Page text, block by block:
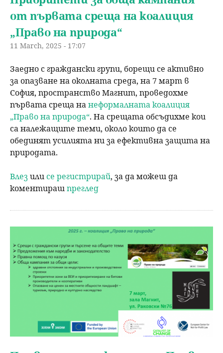
от първата среща на коалиция
„Право на природа“
11 March, 2025 - 17:07
Заедно с граждански групи, борещи се активно
за опазване на околната среда, на 7 март в
София, пространство Магнит, проведохме
първата среща нанеформалната коалиция
„Право на природа“. На срещата обсъдихме кои
са належащите теми, около които да се
обединят усилията ни за ефективна защита на
природата.
Влезили се регистрирай, за да можеш да
коментирашпреглед